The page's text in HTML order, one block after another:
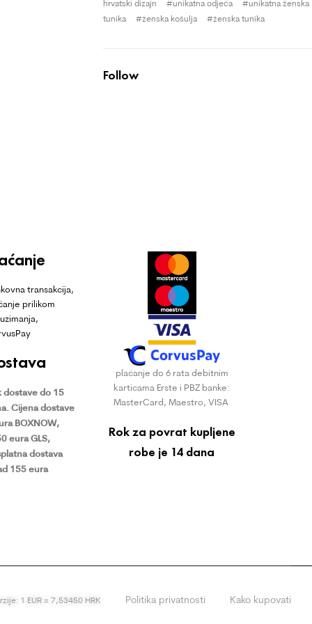
hrvatski dizajn unikatna odjeća
unikatna ženska
tunika
ženska košulja ženska tunika
Follow
transakcija,
prilikom
dostave do 15
Cijena dostave
BOXNOW,
eura GLS,
dostava
155 eura
plaćanje do 6 rata debitnim
karticama Erste i PBZ banke:
MasterCard, Maestro, VISA
Rok za povrat kupljene
robe je 14 dana
1 EUR = 7,53450 HRK Politika privatnosti Kako kupovati